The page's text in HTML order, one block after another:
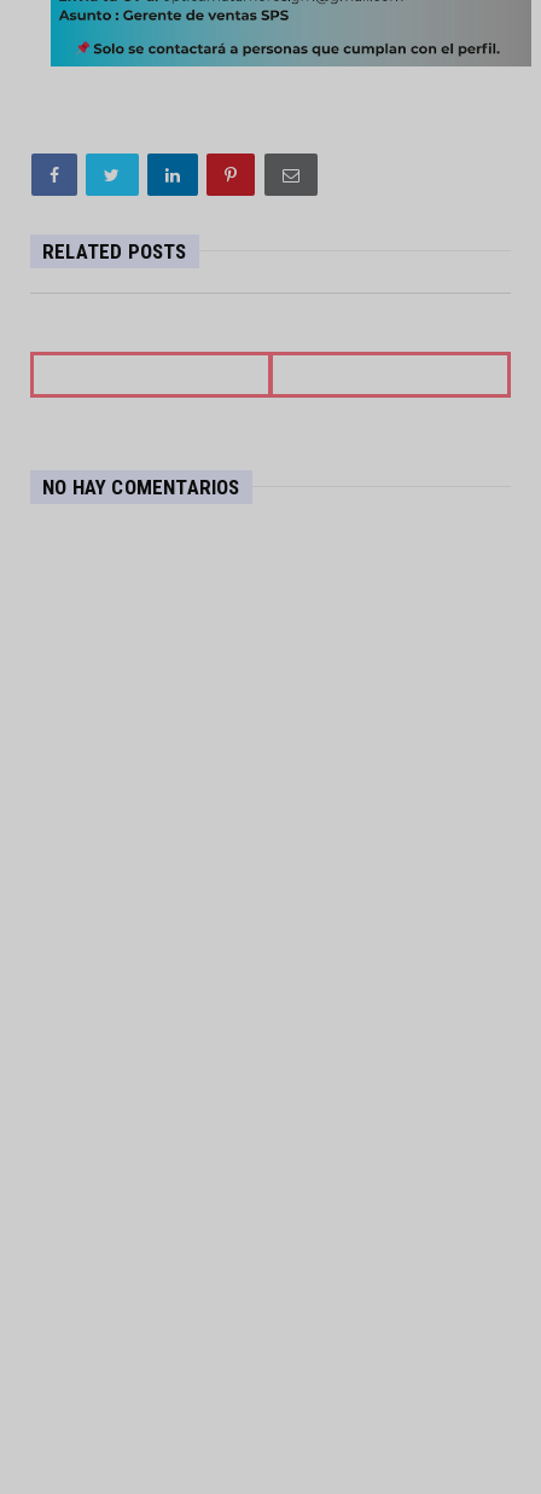
RELATED POSTS
NO HAY COMENTARIOS